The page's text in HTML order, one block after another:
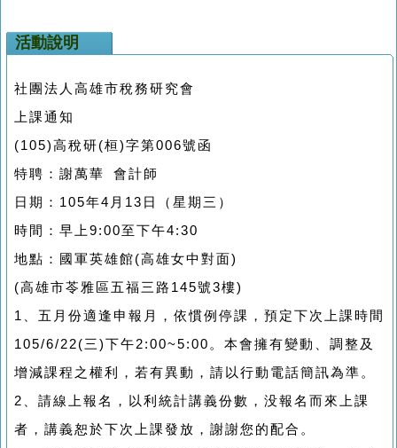
活動說明
社團法人高雄市稅務研究會
上課通知
(105)高稅研(桓)字第006號函
特聘：謝萬華 會計師
日期：105年4月13日（星期三）
時間：早上9:00至下午4:30
地點：國軍英雄館(高雄女中對面)
(高雄市苓雅區五福三路145號3樓)
1、五月份適逢申報月，依慣例停課，預定下次上課時間
105/6/22(三)下午2:00~5:00。本會擁有變動、調整及
增減課程之權利，若有異動，請以行動電話簡訊為準。
2、請線上報名，以利統計講義份數，没報名而來上課
者，講義恕於下次上課發放，謝謝您的配合。